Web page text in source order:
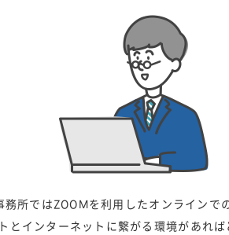
所ではZOOMを利用したオンラインで
とインターネットに繋がる環境があれば